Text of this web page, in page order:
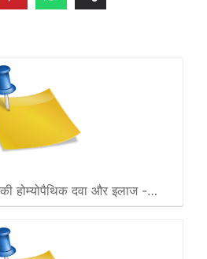
होम्योपैथिक दवा और इलाज -…